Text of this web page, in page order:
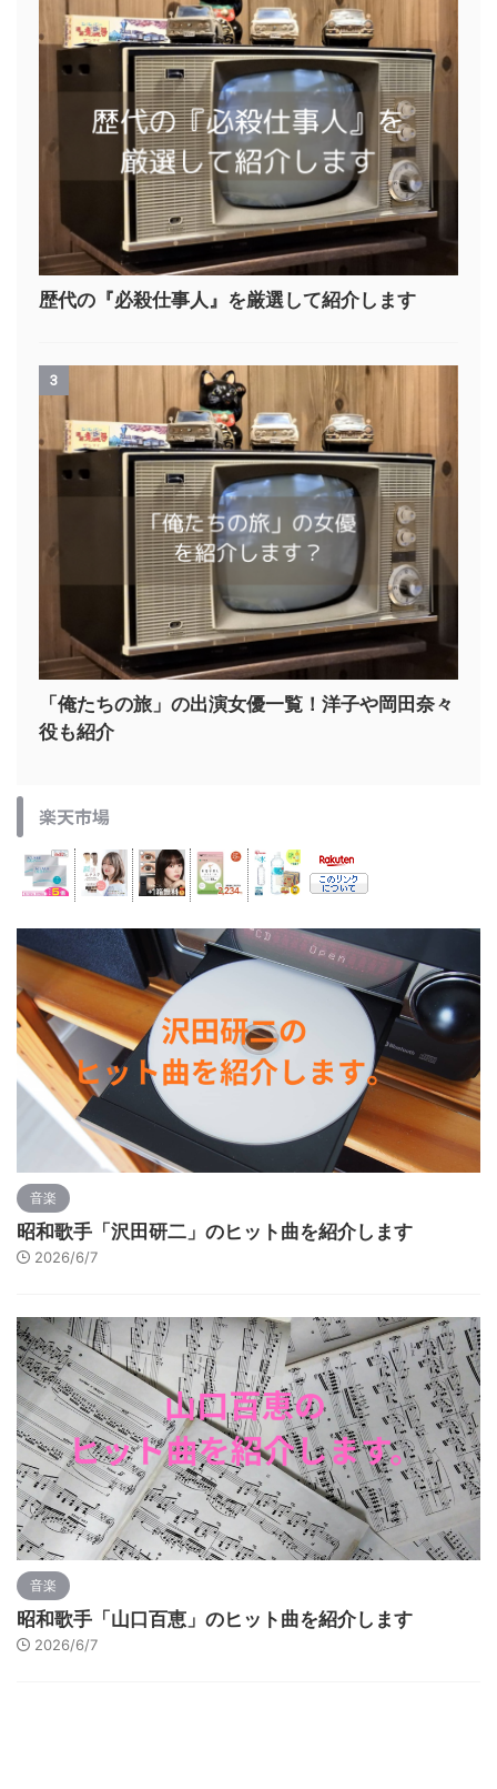
歴代の『必殺仕事人』を厳選して紹介します
3
「俺たちの旅」の出演女優一覧！洋子や岡田奈々
役も紹介
楽天市場
音楽
昭和歌手「沢田研二」のヒット曲を紹介します
2026/6/7
音楽
昭和歌手「山口百恵」のヒット曲を紹介します
2026/6/7